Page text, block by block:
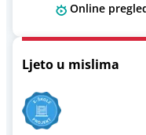
Online
Ljeto u mislima